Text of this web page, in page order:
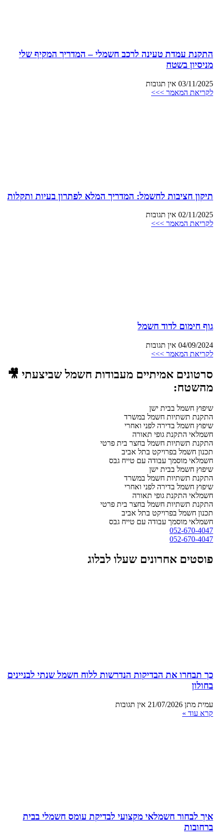
התקנת עמדת טעינה לרכב חשמלי – המדריך המקיף שלי
מניסיון בשטח
03/11/2025 אין תגובות
לקריאת המאמר >>>
תיקון חציבות לחשמל: המדריך המלא לפתרון בעיות ותקלות
02/11/2025 אין תגובות
לקריאת המאמר >>>
גוף חימום לדוד חשמל
04/09/2024 אין תגובות
לקריאת המאמר >>>
סרטונים אמיתיים מעבודות חשמל שביצעתי 🎥
מהשטח:
שיפוץ חשמל בבית ישן
התקנת תשתיות חשמל במשרד
שיפוץ חשמל בדירה לפני ואחרי
חשמלאי התקנת גופי תאורה
התקנת תשתיות חשמל בחצר בית פרטי
תכנון חשמל בפרויקט בתל אביב
חשמלאי מוסמך עבודה עם טייח גבס
שיפוץ חשמל בבית ישן
התקנת תשתיות חשמל במשרד
שיפוץ חשמל בדירה לפני ואחרי
חשמלאי התקנת גופי תאורה
התקנת תשתיות חשמל בחצר בית פרטי
תכנון חשמל בפרויקט בתל אביב
חשמלאי מוסמך עבודה עם טייח גבס
052-670-4047
052-670-4047
פוסטים אחרונים שעלו לבלוג
כך תבחרו את הבדיקות הנדרשות ללוח חשמל שנתי לבניינים
בחולון
עמית מתן 21/07/2026 אין תגובות
קרא עוד »
איך לבחור חשמלאי מקצועי לבדיקת עומס חשמלי בבית
ברחובות